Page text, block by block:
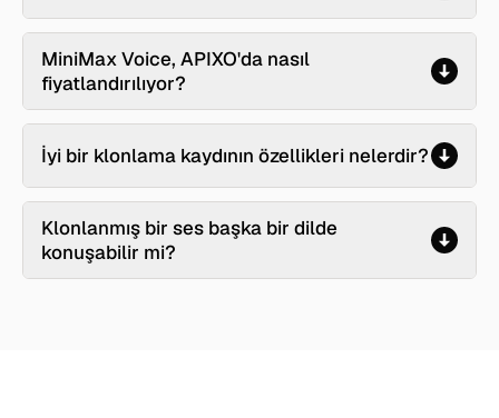
MiniMax Voice, APIXO'da nasıl
fiyatlandırılıyor?
İyi bir klonlama kaydının özellikleri nelerdir?
Klonlanmış bir ses başka bir dilde
konuşabilir mi?